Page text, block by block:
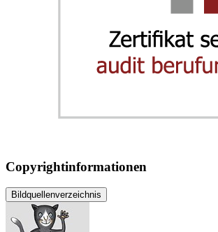
Copyrightinformationen
Bildquellenverzeichnis